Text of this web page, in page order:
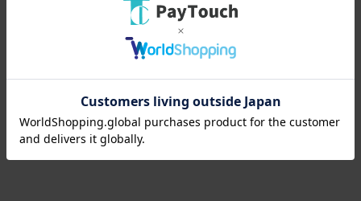
カラメッラ
節有商品の注意事項